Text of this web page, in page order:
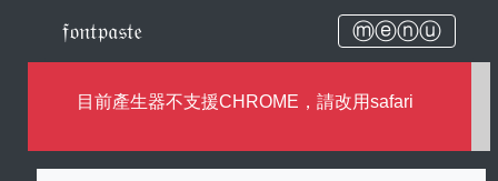
𝔣𝔬𝔫𝔱𝔭𝔞𝔰𝔱𝔢 ⓜⓔⓝⓤ
目前產生器不支援CHROME，請改用safari